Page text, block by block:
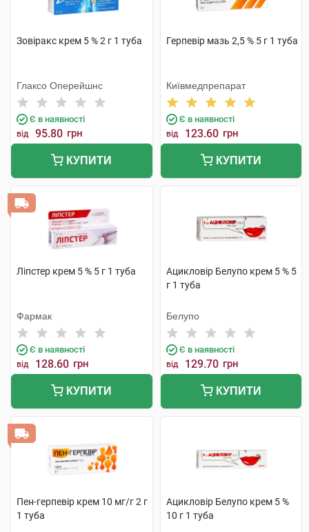
Зовіракс крем 5 % 2 г 1 туба
Глаксо Оперейшнс
Є в наявності
від 95.80 грн
КУПИТИ
Герпевір мазь 2,5 % 5 г 1 туба
Київмедпрепарат
Є в наявності
від 123.60 грн
КУПИТИ
Ліпстер крем 5 % 5 г 1 туба
Фармак
Є в наявності
від 128.60 грн
КУПИТИ
Ацикловір Белупо крем 5 % 5
г 1 туба
Белупо
Є в наявності
від 129.70 грн
КУПИТИ
Пен-герпевір крем 10 мг/г 2 г
1 туба
Ацикловір Белупо крем 5 %
10 г 1 туба